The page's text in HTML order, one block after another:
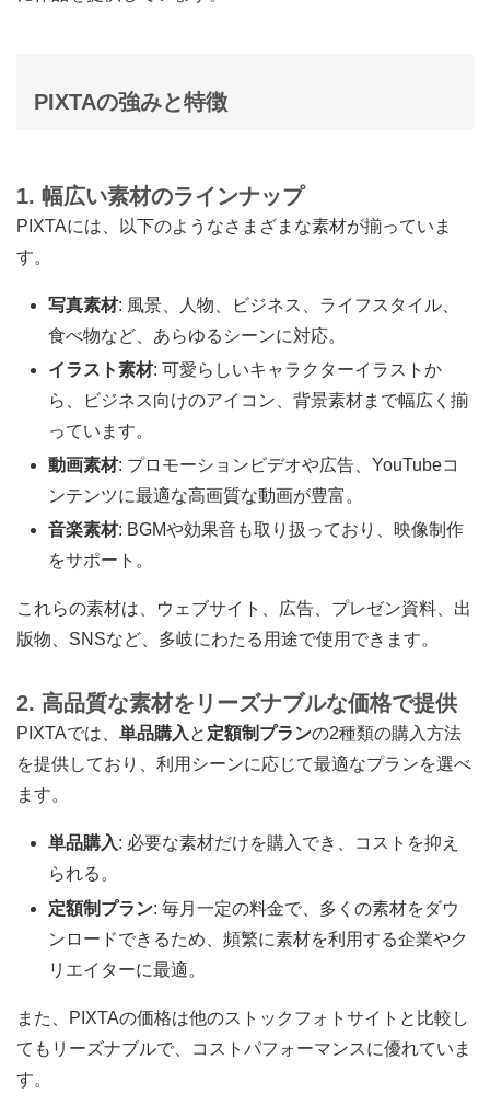
PIXTAの強みと特徴
1. 幅広い素材のラインナップ
PIXTAには、以下のようなさまざまな素材が揃っていま
す。
写真素材: 風景、人物、ビジネス、ライフスタイル、
食べ物など、あらゆるシーンに対応。
イラスト素材: 可愛らしいキャラクターイラストか
ら、ビジネス向けのアイコン、背景素材まで幅広く揃
っています。
動画素材: プロモーションビデオや広告、YouTubeコ
ンテンツに最適な高画質な動画が豊富。
音楽素材: BGMや効果音も取り扱っており、映像制作
をサポート。
これらの素材は、ウェブサイト、広告、プレゼン資料、出
版物、SNSなど、多岐にわたる用途で使用できます。
2. 高品質な素材をリーズナブルな価格で提供
PIXTAでは、 単品購入 と 定額制プランの2種類の購入方法
を提供しており、利用シーンに応じて最適なプランを選べ
ます。
単品購入: 必要な素材だけを購入でき、コストを抑え
られる。
定額制プラン: 毎月一定の料金で、多くの素材をダウ
ンロードできるため、頻繁に素材を利用する企業やク
リエイターに最適。
また、PIXTAの価格は他のストックフォトサイトと比較し
てもリーズナブルで、コストパフォーマンスに優れていま
す。